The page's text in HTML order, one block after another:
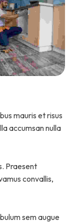
mauris et risus
accumsan nulla
Praesent
convallis,
sem augue